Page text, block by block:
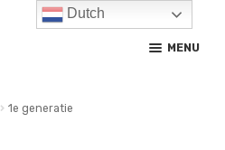
MENU
1e generatie
Dutch